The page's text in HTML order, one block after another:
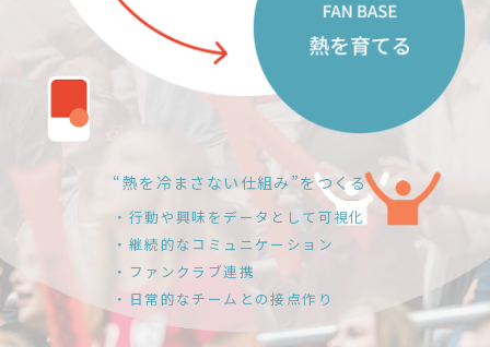
“熱を冷まさない仕組み”をつくる
・行動や興味をデータとして可視化
・継続的なコミュニケーション
・ファンクラブ連携
・日常的なチームとの接点作り